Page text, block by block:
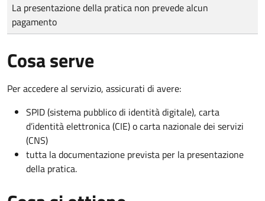
La presentazione della pratica non prevede alcun
pagamento
Cosa serve
Per accedere al servizio, assicurati di avere:
SPID (sistema pubblico di identità digitale), carta
d’identità elettronica (CIE) o carta nazionale dei servizi
(CNS)
tutta la documentazione prevista per la presentazione
della pratica.